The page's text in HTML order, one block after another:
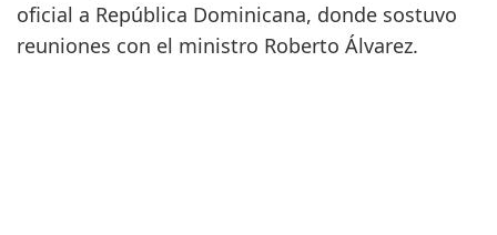
oficial a República Dominicana, donde sostuvo
reuniones con el ministro Roberto Álvarez.